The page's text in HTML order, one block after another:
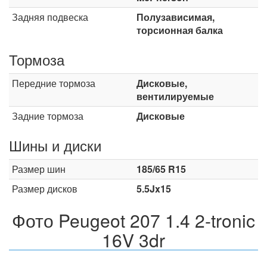
Задняя подвеска
Полузависимая,
торсионная балка
Тормоза
Передние тормоза
Дисковые,
вентилируемые
Задние тормоза
Дисковые
Шины и диски
Размер шин
185/65 R15
Размер дисков
5.5Jx15
Фото Peugeot 207 1.4 2-tronic
16V 3dr